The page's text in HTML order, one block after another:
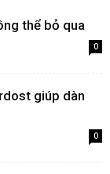
thể bỏ qua
0
giúp dàn
0